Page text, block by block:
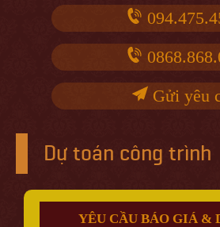
Gửi yêu
Dự toán công trình
YÊU CẦU BÁO GIÁ &